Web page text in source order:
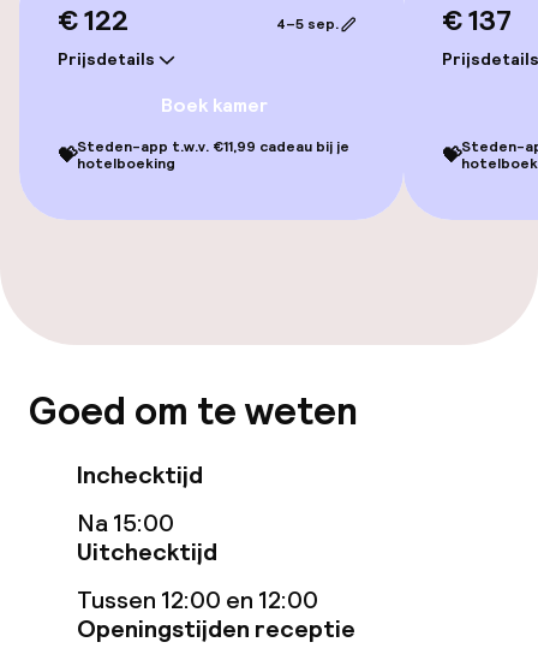
Toegankelijkheid
Overal rolstoeltoegankelijk
Entertainment
Eet- en drinkgelegenheden
Restaurant
Eet- en drinkdiensten
Ontbijtbuffet
Schoonmaakvoorzieningen
€ 122
Prijsdetails
4–5 sep.
Boek kamer
💝Steden-app t.w.v. €11,99 cadeau bij je
hotelboeking
€ 137
Prijsdetails
💝Steden-
Goed om te weten
Inchecktijd
Na 15:00
Uitchecktijd
Tussen 12:00 en 12:00
Openingstijden receptie